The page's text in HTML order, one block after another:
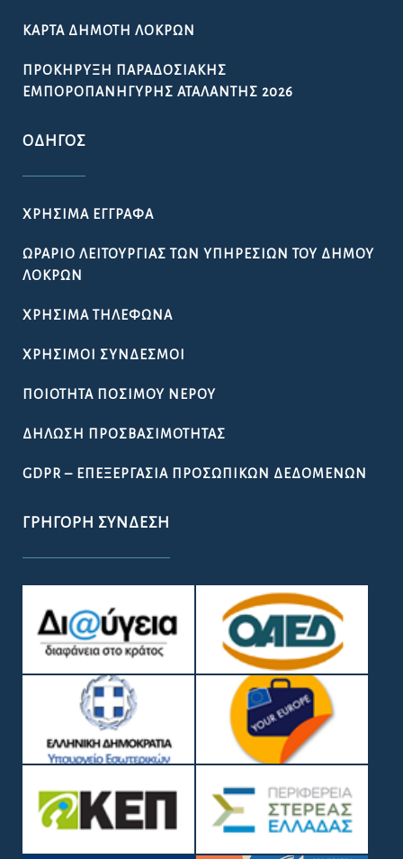
ΚΆΡΤΑ ΔΗΜΌΤΗ ΛΟΚΡΏΝ
ΠΡΟΚΉΡΥΞΗ ΠΑΡΑΔΟΣΙΑΚΉΣ
ΕΜΠΟΡΟΠΑΝΉΓΥΡΗΣ ΑΤΑΛΆΝΤΗΣ 2026
ΟΔΗΓΌΣ
ΧΡΉΣΙΜΑ ΈΓΓΡΑΦΑ
ΩΡΆΡΙΟ ΛΕΙΤΟΥΡΓΊΑΣ ΤΩΝ ΥΠΗΡΕΣΙΏΝ ΤΟΥ ΔΉΜΟΥ
ΛΟΚΡΏΝ
ΧΡΉΣΙΜΑ ΤΗΛΈΦΩΝΑ
ΧΡΉΣΙΜΟΙ ΣΎΝΔΕΣΜΟΙ
ΠΟΙΌΤΗΤΑ ΠΌΣΙΜΟΥ ΝΕΡΟΎ
ΔΉΛΩΣΗ ΠΡΟΣΒΑΣΙΜΌΤΗΤΑΣ
GDPR – ΕΠΕΞΕΡΓΑΣΙΑ ΠΡΟΣΩΠΙΚΩΝ ΔΕΔΟΜΕΝΩΝ
ΓΡΉΓΟΡΗ ΣΎΝΔΕΣΗ